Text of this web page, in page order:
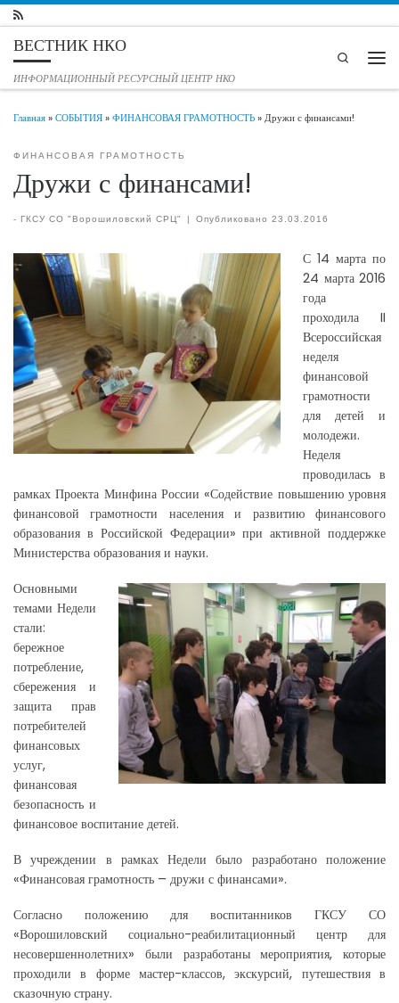
Перейти к содержимому
ВЕСТНИК НКО
ИНФОРМАЦИОННЫЙ РЕСУРСНЫЙ ЦЕНТР НКО
Search
Главная»СОБЫТИЯ»ФИНАНСОВАЯ ГРАМОТНОСТЬ»Дружи с финансами!
ФИНАНСОВАЯ ГРАМОТНОСТЬ
Дружи с финансами!
- ГКСУ СО "Ворошиловский СРЦ" | Опубликовано23.03.2016
С 14 марта по
24 марта 2016
года
проходила II
Всероссийская
неделя
финансовой
грамотности
для детей и
молодежи.
Неделя
проводилась в
рамках Проекта Минфина России «Содействие повышению уровня
финансовой грамотности населения и развитию финансового
образования в Российской Федерации» при активной поддержке
Министерства образования и науки.
Основными
темами Недели
стали:
бережное
потребление,
сбережения и
защита прав
потребителей
финансовых
услуг,
финансовая
безопасность и
финансовое воспитание детей.
В учреждении в рамках Недели было разработано положение
«Финансовая грамотность – дружи с финансами».
Согласно положению для воспитанников ГКСУ СО
«Ворошиловский социально-реабилитационный центр для
несовершеннолетних» были разработаны мероприятия, которые
проходили в форме мастер-классов, экскурсий, путешествия в
сказочную страну.